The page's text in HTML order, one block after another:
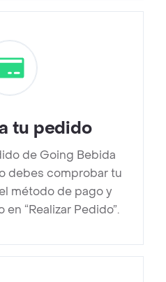
tu pedido
de Going Bebida
debes comprobar tu
método de pago y
“Realizar Pedido”.